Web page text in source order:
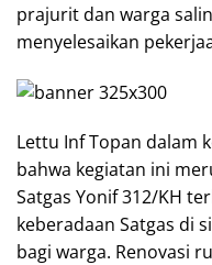
prajurit dan warga
menyelesaikan
Lettu Inf Topan dalam
bahwa kegiatan ini
Satgas Yonif 312/KH
keberadaan Satgas di
bagi warga. Renovasi